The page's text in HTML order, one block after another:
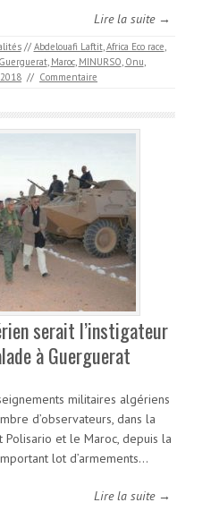
Lire la suite →
// Abdelouafi Laftit,Africa Eco race,
Guerguerat, Maroc, MINURSO, Onu,
// Commentaire
serait l’instigateur
à Guerguerat
militaires algériens
d’observateurs, dans la
et le Maroc, depuis la
lot d’armements…
Lire la suite →